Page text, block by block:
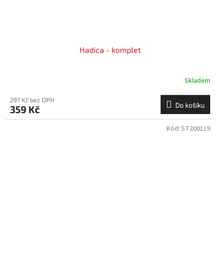
Hadica - komplet
Skladem
297 Kč bez DPH
359 Kč Do košíku
Kód: ST200119